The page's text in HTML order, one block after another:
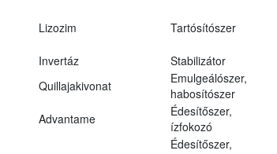
Lizozim Tartósítószer
Invertáz
Stabilizátor
Quillajakivonat
Emulgeálószer,
habosítószer
Advantame
Édesítőszer,
ízfokozó
Édesítőszer,